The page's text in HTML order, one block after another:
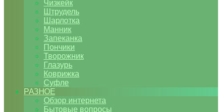
Чизкейк
Штрудель
Шарлотка
Манник
Запеканка
Пончики
Творожник
Глазурь
Коврижка
Суфле
РАЗНОЕ
Обзор интернета
Бытовые вопросы